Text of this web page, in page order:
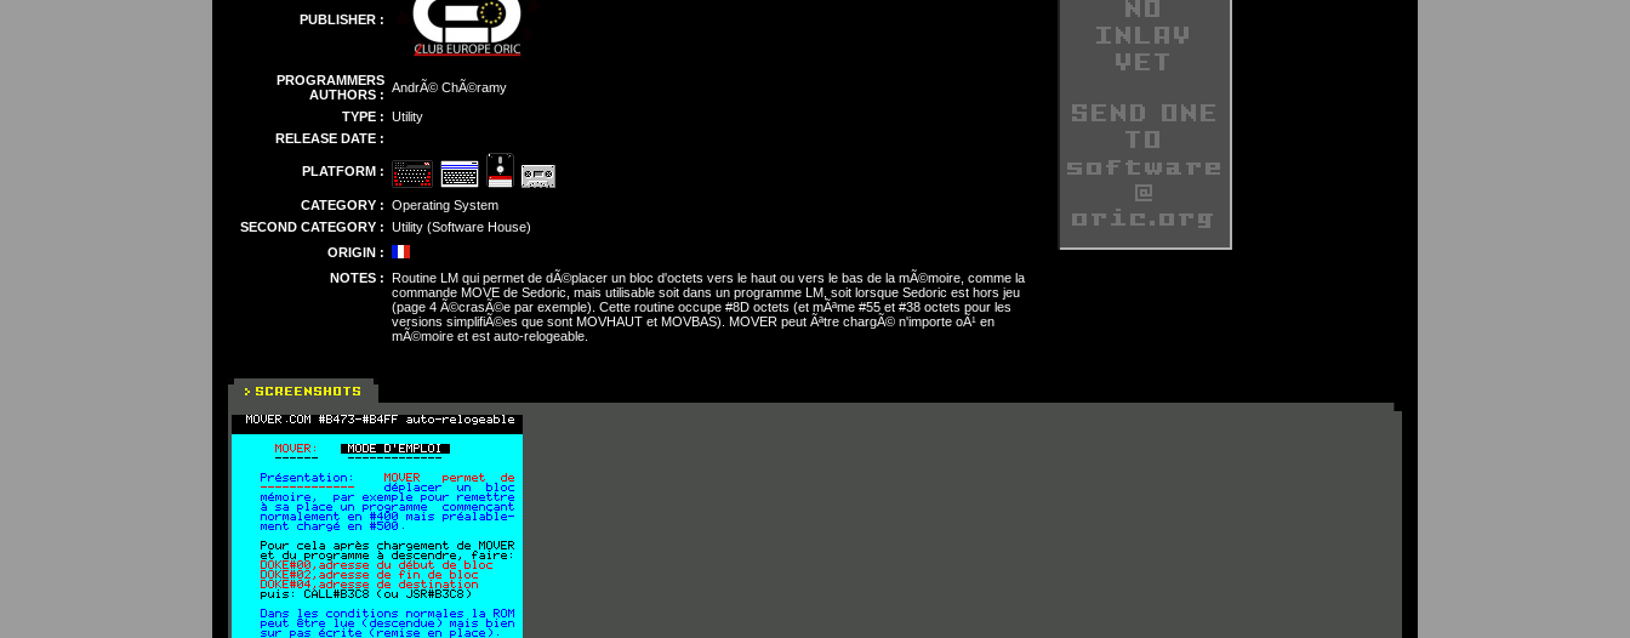
PUBLISHER :
PROGRAMMERS
AUTHORS : AndrÃ© ChÃ©ramy
TYPE : Utility
RELEASE DATE :
PLATFORM :
CATEGORY : Operating System
SECOND CATEGORY : Utility (Software House)
ORIGIN :
NOTES : Routine LM qui permet de dÃ©placer un bloc d'octets vers le haut ou vers le bas de la mÃ©moire, comme la
commande MOVE de Sedoric, mais utilisable soit dans un programme LM, soit lorsque Sedoric est hors jeu
(page 4 Ã©crasÃ©e par exemple). Cette routine occupe #8D octets (et mÃªme #55 et #38 octets pour les
versions simplifiÃ©es que sont MOVHAUT et MOVBAS). MOVER peut Ãªtre chargÃ© n'importe oÃ¹ en
mÃ©moire et est auto-relogeable.